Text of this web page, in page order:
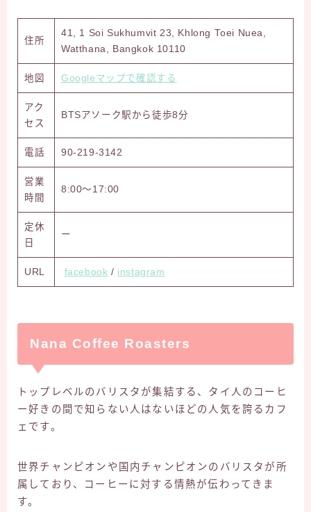
住所
41, 1 Soi Sukhumvit 23, Khlong Toei Nuea,
Watthana, Bangkok 10110
地図 Googleマップで確認する
アク
セス
BTSアソーク駅から徒歩8分
電話 90-219-3142
営業
時間
8:00～17:00
定休
日
ー
URL facebook / instagram
Nana Coffee Roasters
トップレベルのバリスタが集結する、タイ人のコーヒ
ー好きの間で知らない人はないほどの人気を誇るカフ
ェです。
世界チャンピオンや国内チャンピオンのバリスタが所
属しており、コーヒーに対する情熱が伝わってきま
す。